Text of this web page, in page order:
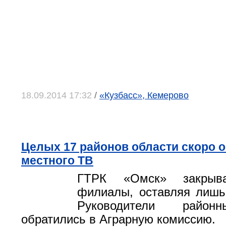
18.09.2014 17:32 / «Кузбасс», Кемерово
Целых 17 районов области скоро
местного ТВ
ГТРК «Омск»
филиалы, оставляя
Руководители
обратились в Аграрную комиссию.